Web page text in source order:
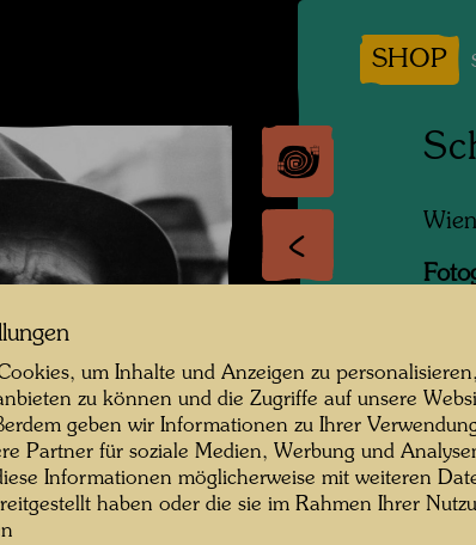
SHOP
Im
um Inhalte und Anzeigen zu
zu können und die Zugriffe auf unsere
geben wir Informationen zu Ihrer
Partner für soziale Medien, Werbung und
Informationen möglicherweise mit weiteren
haben oder die sie im Rahmen Ihrer